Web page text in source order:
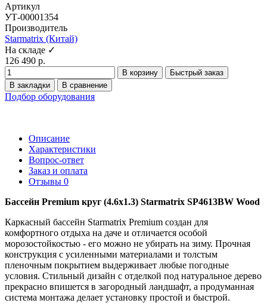
Артикул
УТ-00001354
Производитель
Starmatrix (Китай)
На складе ✓
126 490 р.
В корзину
Быстрый заказ
В закладки
В сравнение
Подбор оборудования
Описание
Характеристики
Вопрос-ответ
Заказ и оплата
Отзывы 0
Бассейн Premium круг (4.6x1.3) Starmatrix SP4613BW Wood
Каркасный бассейн Starmatrix Premium создан для
комфортного отдыха на даче и отличается особой
морозостойкостью - его можно не убирать на зиму. Прочная
конструкция с усиленными материалами и толстым
пленочным покрытием выдерживает любые погодные
условия. Стильный дизайн с отделкой под натуральное дерево
прекрасно впишется в загородный ландшафт, а продуманная
система монтажа делает установку простой и быстрой.